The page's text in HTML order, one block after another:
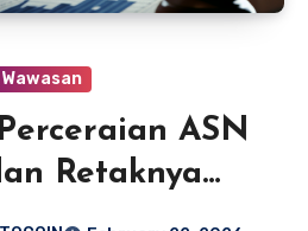
Wawasan
ASN
Retaknya